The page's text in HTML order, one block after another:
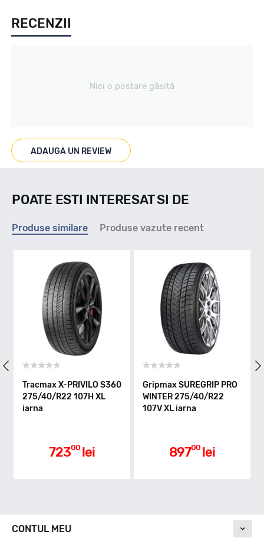
Iarna
Marcaje
Indice greutate
Clasa de eficienta
C
RECENZII
Nici o postare găsită
ADAUGA UN REVIEW
POATE ESTI INTERESAT SI DE
Produse similare Produse vazute recent
Tracmax X-PRIVILO S360
275/40/R22 107H XL
iarna
72300 lei
Gripmax SUREGRIP PRO
WINTER 275/40/R22
107V XL iarna
89700 lei
CONTUL MEU